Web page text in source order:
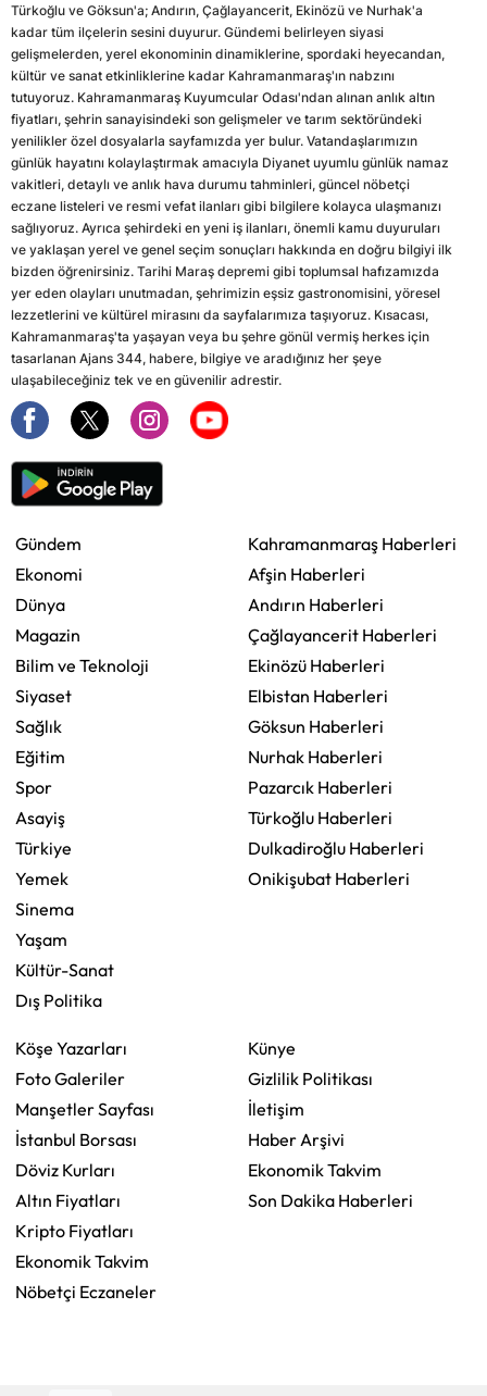
Türkoğlu ve Göksun'a; Andırın, Çağlayancerit, Ekinözü ve Nurhak'a
kadar tüm ilçelerin sesini duyurur. Gündemi belirleyen siyasi
gelişmelerden, yerel ekonominin dinamiklerine, spordaki heyecandan,
kültür ve sanat etkinliklerine kadar Kahramanmaraş'ın nabzını
tutuyoruz. Kahramanmaraş Kuyumcular Odası'ndan alınan anlık altın
fiyatları, şehrin sanayisindeki son gelişmeler ve tarım sektöründeki
yenilikler özel dosyalarla sayfamızda yer bulur. Vatandaşlarımızın
günlük hayatını kolaylaştırmak amacıyla Diyanet uyumlu günlük namaz
vakitleri, detaylı ve anlık hava durumu tahminleri, güncel nöbetçi
eczane listeleri ve resmi vefat ilanları gibi bilgilere kolayca ulaşmanızı
sağlıyoruz. Ayrıca şehirdeki en yeni iş ilanları, önemli kamu duyuruları
ve yaklaşan yerel ve genel seçim sonuçları hakkında en doğru bilgiyi ilk
bizden öğrenirsiniz. Tarihi Maraş depremi gibi toplumsal hafızamızda
yer eden olayları unutmadan, şehrimizin eşsiz gastronomisini, yöresel
lezzetlerini ve kültürel mirasını da sayfalarımıza taşıyoruz. Kısacası,
Kahramanmaraş'ta yaşayan veya bu şehre gönül vermiş herkes için
tasarlanan Ajans 344, habere, bilgiye ve aradığınız her şeye
ulaşabileceğiniz tek ve en güvenilir adrestir.
Gündem
Ekonomi
Dünya
Magazin
Bilim ve Teknoloji
Siyaset
Sağlık
Eğitim
Spor
Asayiş
Türkiye
Yemek
Sinema
Yaşam
Kültür-Sanat
Dış Politika
Kahramanmaraş Haberleri
Afşin Haberleri
Andırın Haberleri
Çağlayancerit Haberleri
Ekinözü Haberleri
Elbistan Haberleri
Göksun Haberleri
Nurhak Haberleri
Pazarcık Haberleri
Türkoğlu Haberleri
Dulkadiroğlu Haberleri
Onikişubat Haberleri
Köşe Yazarları
Foto Galeriler
Manşetler Sayfası
İstanbul Borsası
Döviz Kurları
Altın Fiyatları
Kripto Fiyatları
Ekonomik Takvim
Nöbetçi Eczaneler
Künye
Gizlilik Politikası
İletişim
Haber Arşivi
Ekonomik Takvim
Son Dakika Haberleri